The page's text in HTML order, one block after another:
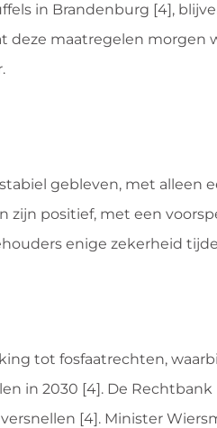
in Brandenburg [4],
deze maatregelen morgen
gebleven, met alleen
zijn positief, met een
enige zekerheid
tot fosfaatrechten,
in 2030 [4]. De
[4]. Minister